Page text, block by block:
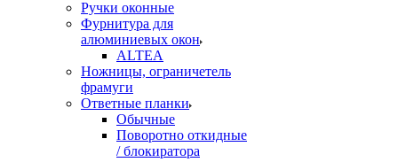
Ручки оконные
Фурнитура для
алюминиевых окон
ALTEA
Ножницы, ограничетель
фрамуги
Ответные планки
Обычные
Поворотно откидные
/ блокиратора